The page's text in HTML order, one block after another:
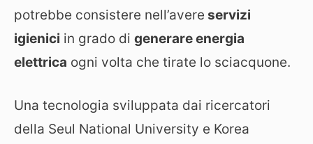
potrebbe consistere nell’avere servizi
igienici in grado di generare energia
elettrica ogni volta che tirate lo sciacquone.
Una tecnologia sviluppata dai ricercatori
della Seul National University e Korea